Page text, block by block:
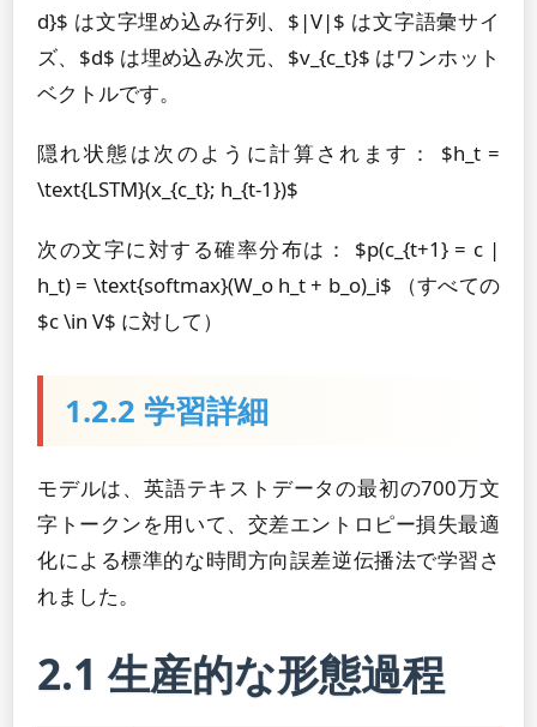
d}$ は文字埋め込み行列、$|V|$ は文字語彙サイ
ズ、$d$ は埋め込み次元、$v_{c_t}$ はワンホット
ベクトルです。
隠れ状態は次のように計算されます： $h_t =
\text{LSTM}(x_{c_t}; h_{t-1})$
次の文字に対する確率分布は： $p(c_{t+1} = c |
h_t) = \text{softmax}(W_o h_t + b_o)_i$ （すべての
$c \in V$ に対して）
1.2.2 学習詳細
モデルは、英語テキストデータの最初の700万文
字トークンを用いて、交差エントロピー損失最適
化による標準的な時間方向誤差逆伝播法で学習さ
れました。
2.1 生産的な形態過程